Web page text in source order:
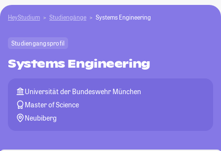
HeyStudium Studiengänge Systems Engineering
Studiengangsprofil
Systems Engineering
Universität der Bundeswehr München
Master of Science
Neubiberg